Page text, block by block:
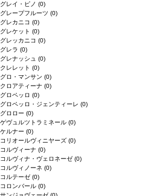
グレイ・ピノ (0)
グレープフルーツ (0)
グレカニコ (0)
グレケット (0)
グレッカニコ (0)
グレラ (0)
グレナッシュ (0)
クレレット (0)
グロ・マンサン (0)
クロアティーナ (0)
グロペッロ (0)
グロペッロ・ジェンティーレ (0)
グロロー (0)
ゲヴュルツトラミネール (0)
ケルナー (0)
コリオールヴィニヤーズ (0)
コルヴィーナ (0)
コルヴィナ・ヴェロネーゼ (0)
コルヴィノーネ (0)
コルテーゼ (0)
コロンバール (0)